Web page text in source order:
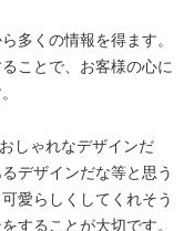
多くの情報を得ます。
ことで、お客様の心に
しゃれなデザインだ
デザインだな等と思う
愛らしくしてくれそう
することが大切です。